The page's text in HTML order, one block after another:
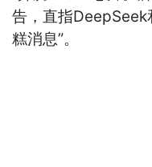
告，直指DeepSeek
糕消息”。